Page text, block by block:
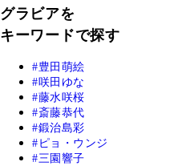
グラビアを
キーワードで探す
豊田萌絵
咲田ゆな
藤水咲桜
斎藤恭代
鍛治島彩
ピョ・ウンジ
三園響子